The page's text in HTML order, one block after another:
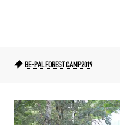
BE-PAL FOREST CAMP2019